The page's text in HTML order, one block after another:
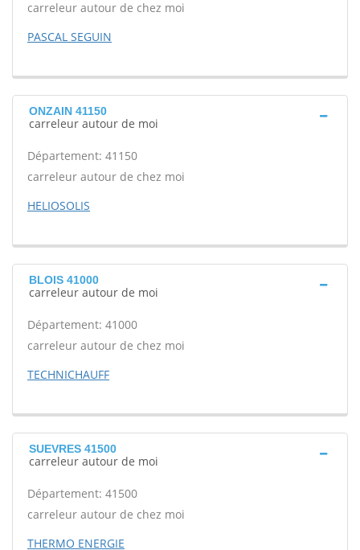
carreleur autour de chez moi
PASCAL SEGUIN
ONZAIN 41150
carreleur autour de moi
Département: 41150
carreleur autour de chez moi
HELIOSOLIS
BLOIS 41000
carreleur autour de moi
Département: 41000
carreleur autour de chez moi
TECHNICHAUFF
SUEVRES 41500
carreleur autour de moi
Département: 41500
carreleur autour de chez moi
THERMO ENERGIE